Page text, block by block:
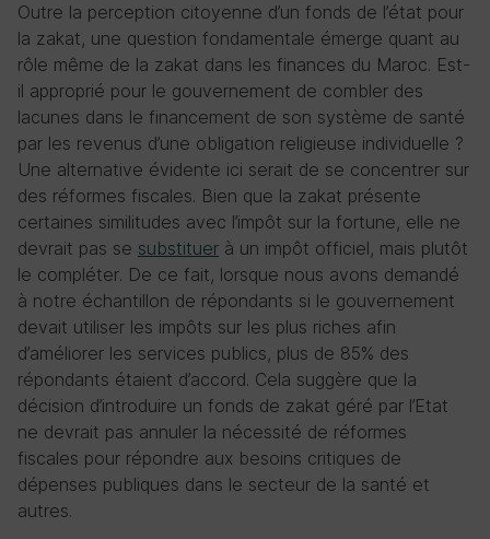
Outre la perception citoyenne d’un fonds de l’état pour
la zakat, une question fondamentale émerge quant au
rôle même de la zakat dans les finances du Maroc. Est-
il approprié pour le gouvernement de combler des
lacunes dans le financement de son système de santé
par les revenus d’une obligation religieuse individuelle ?
Une alternative évidente ici serait de se concentrer sur
des réformes fiscales. Bien que la zakat présente
certaines similitudes avec l’impôt sur la fortune, elle ne
devrait pas se substituer à un impôt officiel, mais plutôt
le compléter. De ce fait, lorsque nous avons demandé
à notre échantillon de répondants si le gouvernement
devait utiliser les impôts sur les plus riches afin
d’améliorer les services publics, plus de 85% des
répondants étaient d’accord. Cela suggère que la
décision d’introduire un fonds de zakat géré par l’Etat
ne devrait pas annuler la nécessité de réformes
fiscales pour répondre aux besoins critiques de
dépenses publiques dans le secteur de la santé et
autres.